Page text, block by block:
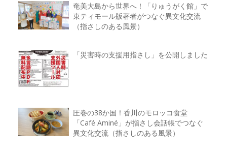
奄美大島から世界へ！「りゅうがく館」で
東ティモール版著者がつなぐ異文化交流
（指さしのある風景）
「災害時の支援用指さし」を公開しました
圧巻の38か国！香川のモロッコ食堂
「Café Aminé」が指さし会話帳でつなぐ
異文化交流（指さしのある風景）